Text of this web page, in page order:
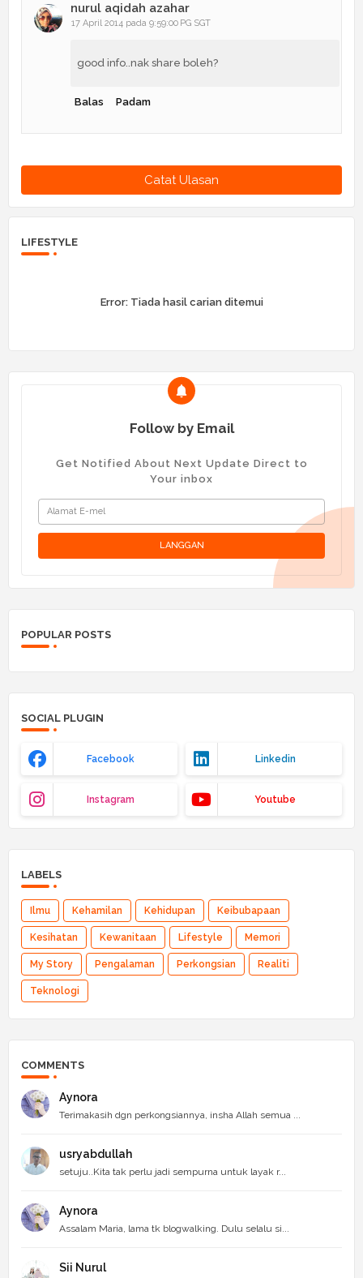
nurul aqidah azahar
17 April 2014 pada 9:59:00 PG SGT
good info..nak share boleh?
Balas Padam
Catat Ulasan
LIFESTYLE
Error:Tiada hasil carian ditemui
Follow by Email
Get Notified About Next Update Direct to
Your inbox
POPULAR POSTS
SOCIAL PLUGIN
Facebook Linkedin
Instagram Youtube
LABELS
Ilmu Kehamilan Kehidupan Keibubapaan
Kesihatan Kewanitaan Lifestyle Memori
My Story Pengalaman Perkongsian Realiti
Teknologi
COMMENTS
Aynora
Terimakasih dgn perkongsiannya, insha Allah semua ...
usryabdullah
setuju..Kita tak perlu jadi sempurna untuk layak r...
Aynora
Assalam Maria, lama tk blogwalking. Dulu selalu si...
Sii Nurul